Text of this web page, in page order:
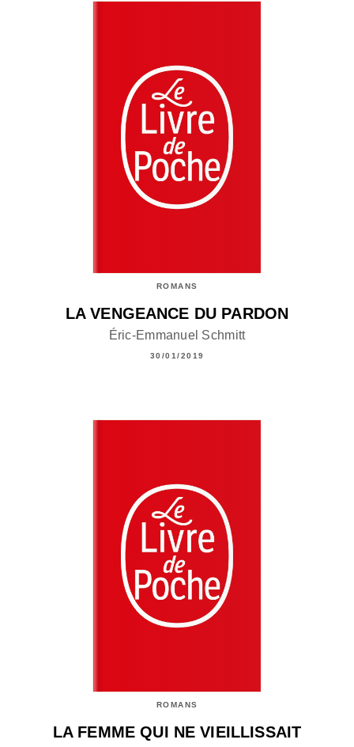
ROMANS
LA VENGEANCE DU PARDON
Éric-Emmanuel Schmitt
30/01/2019
ROMANS
LA FEMME QUI NE VIEILLISSAIT